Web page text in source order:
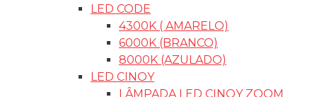
LED CODE
4300K ( AMARELO)
6000K (BRANCO)
8000K (AZULADO)
LED CINOY
LÂMPADA LED CINOY ZOOM